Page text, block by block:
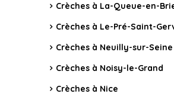
Crèches à La-Queue-en-
Crèches à Le-Pré-Saint-
Crèches à Neuilly-sur-Seine
Crèches à Noisy-le-Grand
Crèches à Nice